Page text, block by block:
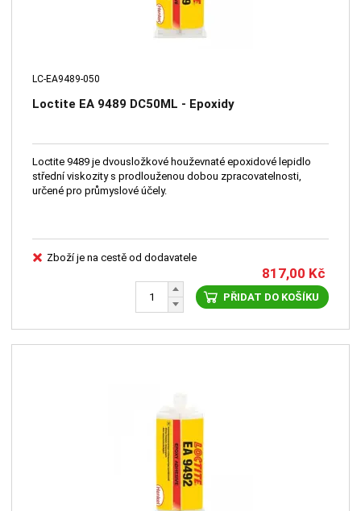
LC-EA9489-050
Loctite EA 9489 DC50ML - Epoxidy
Loctite 9489 je dvousložkové houževnaté epoxidové lepidlo
střední viskozity s prodlouženou dobou zpracovatelnosti,
určené pro průmyslové účely.
Zboží je na cestě od dodavatele
817,00 Kč
PŘIDAT DO KOŠÍKU